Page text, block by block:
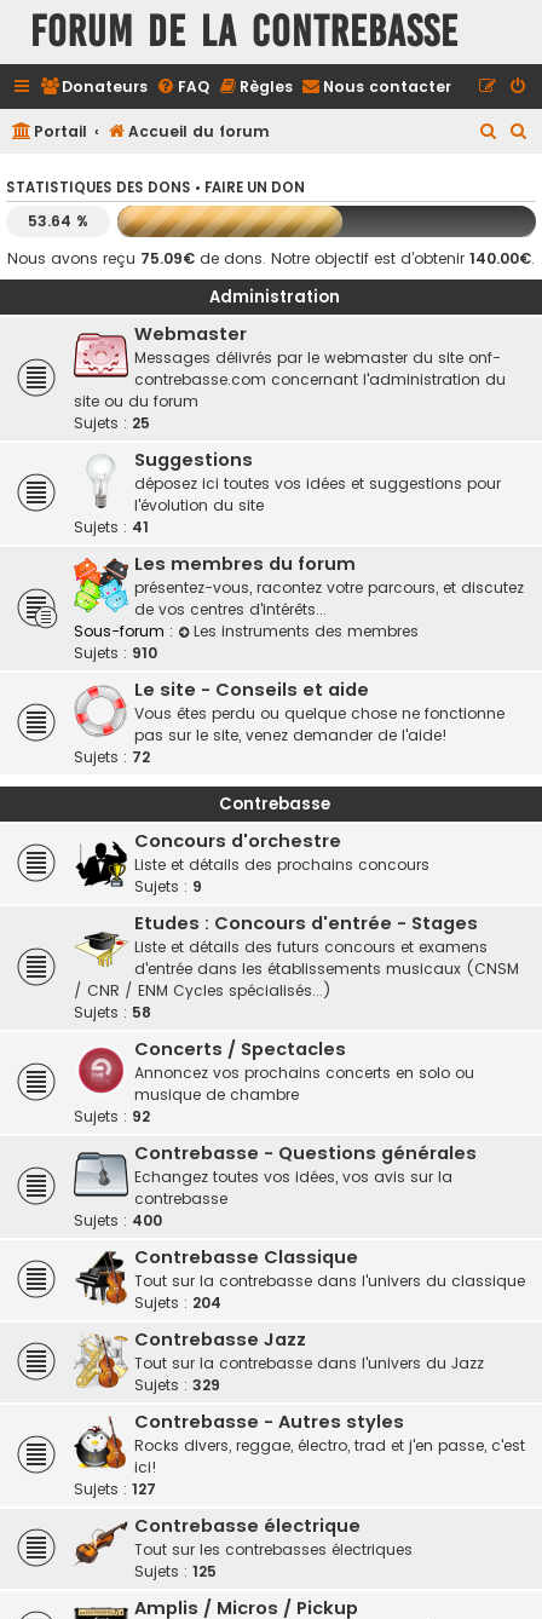
FORUM DE LA CONTREBASSE
Donateurs FAQ Règles Nous contacter
Portail Accueil du forum
h
e
c
e
c
e
STATISTIQUES DES DONS • FAIRE UN DON
53.64 %
Nous avons reçu 75.09€ de dons. Notre objectif est d’obtenir 140.00€.
Administration
Webmaster
Messages délivrés par le webmaster du site onf-
contrebasse.com concernant l'administration du
site ou du forum
Sujets : 25
Suggestions
déposez ici toutes vos idées et suggestions pour
l'évolution du site
Sujets : 41
Les membres du forum
présentez-vous, racontez votre parcours, et discutez
de vos centres d'intérêts...
Sous-forum :
Les instruments des membres
Sujets : 910
Le site - Conseils et aide
Vous êtes perdu ou quelque chose ne fonctionne
pas sur le site, venez demander de l'aide!
Sujets : 72
Contrebasse
Concours d'orchestre
Liste et détails des prochains concours
Sujets : 9
Etudes : Concours d'entrée - Stages
Liste et détails des futurs concours et examens
d'entrée dans les établissements musicaux (CNSM
/ CNR / ENM Cycles spécialisés...)
Sujets : 58
Concerts / Spectacles
Annoncez vos prochains concerts en solo ou
musique de chambre
Sujets : 92
Contrebasse - Questions générales
Echangez toutes vos idées, vos avis sur la
contrebasse
Sujets : 400
Contrebasse Classique
Tout sur la contrebasse dans l'univers du classique
Sujets : 204
Contrebasse Jazz
Tout sur la contrebasse dans l'univers du Jazz
Sujets : 329
Contrebasse - Autres styles
Rocks divers, reggae, électro, trad et j'en passe, c'est
ici!
Sujets : 127
Contrebasse électrique
Tout sur les contrebasses électriques
Sujets : 125
Amplis / Micros / Pickup